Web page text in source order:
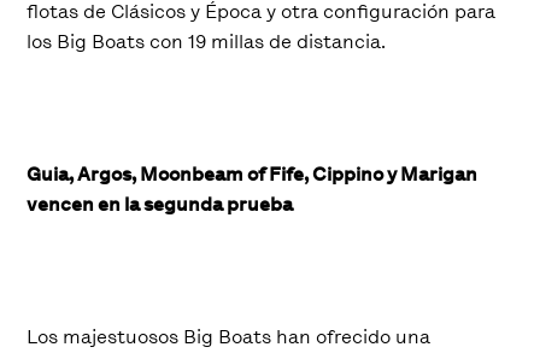
flotas de Clásicos y Época y otra configuración para
los Big Boats con 19 millas de distancia.
Guia, Argos, Moonbeam of Fife, Cippino y Marigan
vencen en la segunda prueba
Los majestuosos Big Boats han ofrecido una